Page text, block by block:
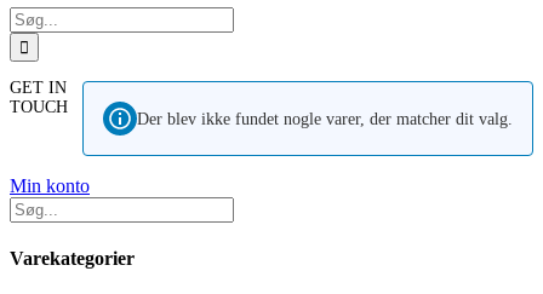
Søg
efter:
Der blev ikke fundet nogle varer, der matcher dit valg.
Min konto
Varekategorier
GET IN
TOUCH